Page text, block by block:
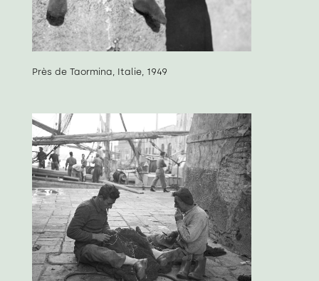
Près de Taormina, Italie, 1949